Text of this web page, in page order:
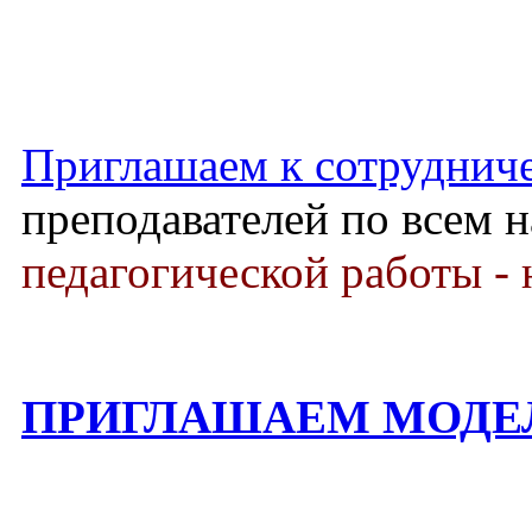
Приглашаем к
преподавателей по всем
педагогической работы -
ПРИГЛАШАЕМ